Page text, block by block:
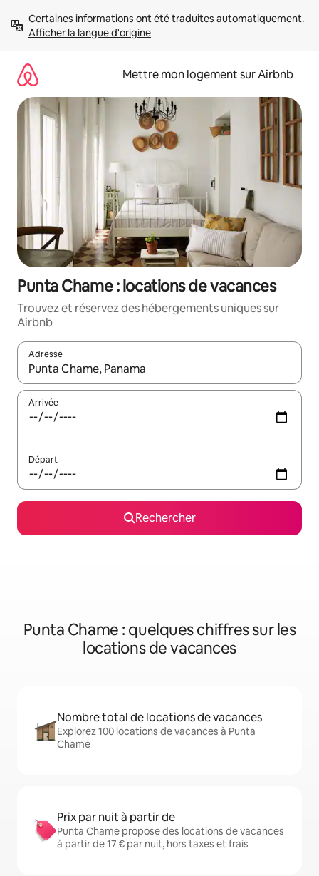
directement
Afficher la langue d'origine
Mettre mon logement sur Airbnb
Punta Chame : locations de vacances
Trouvez et réservez des hébergements uniques sur
Airbnb
Adresse
Lorsque les résultats s'affichent, utilisez les flèches vers le
Arrivée
Départ
Rechercher
Punta Chame : quelques chiffres sur les
locations de vacances
Nombre total de locations de vacances
Explorez 100 locations de vacances à Punta
Chame
Prix par nuit à partir de
Punta Chame propose des locations de vacances
à partir de 17 € par nuit, hors taxes et frais